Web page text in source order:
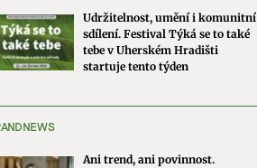
Udržitelnost, umění i komunitní
sdílení. Festival Týká se to také
tebe v Uherském Hradišti
startuje tento týden
Ani trend, ani povinnost.